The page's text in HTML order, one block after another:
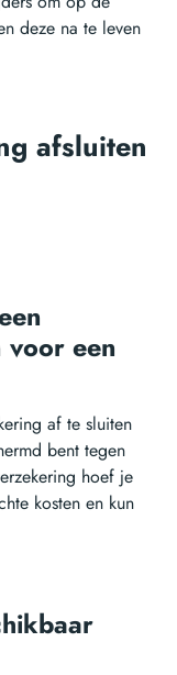
deze na te leven
afsluiten
een
af te sluiten
bent tegen
hoef je
kosten en kun